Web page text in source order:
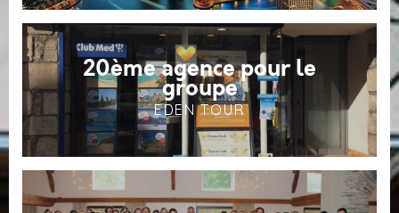
20ème agence pour le
groupe
EDEN TOUR